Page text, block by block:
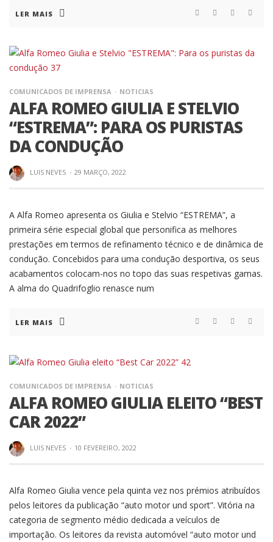
LER MAIS
COMUNICADOS DE IMPRENSA NOTICIAS
ALFA ROMEO GIULIA E STELVIO
“ESTREMA”: PARA OS PURISTAS
DA CONDUÇÃO
LUIS NEVES · 29 MARÇO, 2022
A Alfa Romeo apresenta os Giulia e Stelvio “ESTREMA”, a
primeira série especial global que personifica as melhores
prestações em termos de refinamento técnico e de dinâmica de
condução. Concebidos para uma condução desportiva, os seus
acabamentos colocam-nos no topo das suas respetivas gamas.
A alma do Quadrifoglio renasce num
LER MAIS
COMUNICADOS DE IMPRENSA NOTICIAS
ALFA ROMEO GIULIA ELEITO “BEST
CAR 2022”
LUIS NEVES · 10 FEVEREIRO, 2022
Alfa Romeo Giulia vence pela quinta vez nos prémios atribuídos
pelos leitores da publicação “auto motor und sport”. Vitória na
categoria de segmento médio dedicada a veículos de
importação. Os leitores da revista automóvel “auto motor und